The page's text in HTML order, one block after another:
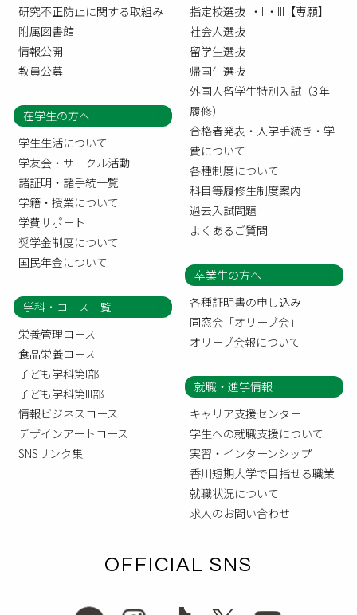
研究不正防止に関する取組み
附属図書館
情報公開
教員公募
指定校選抜 I・II・III【専願】
社会人選抜
留学生選抜
帰国生選抜
外国人留学生特別入試（3年
履修）
合格者発表・入学手続き・学
費について
各種制度について
科目等履修生制度案内
過去入試問題
よくあるご質問
在学生の方へ
学生生活について
学友会・サークル活動
諸証明・諸手続一覧
学籍・授業について
学費サポート
奨学金制度について
国民年金について
卒業生の方へ
各種証明書の申し込み
同窓会「オリーブ会」
オリーブ会報について
学科・コース一覧
栄養管理コース
食品栄養コース
子ども学科第I部
子ども学科第III部
情報ビジネスコース
デザインアートコース
SNSリンク集
就職・進学情報
キャリア支援センター
学生への就職支援について
実習・インターンシップ
香川短期大学で目指せる職業
就職状況について
求人のお問い合わせ
OFFICIAL SNS